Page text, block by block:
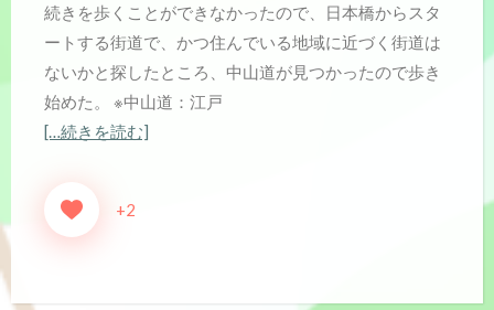
続きを歩くことができなかったので、日本橋からスタ
ートする街道で、かつ住んでいる地域に近づく街道は
ないかと探したところ、中山道が見つかったので歩き
始めた。 ※中山道：江戸
[…続きを読む]
+2